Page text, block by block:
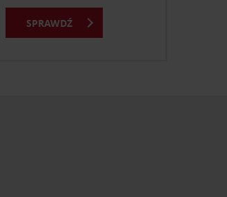
SPRAWDŹ